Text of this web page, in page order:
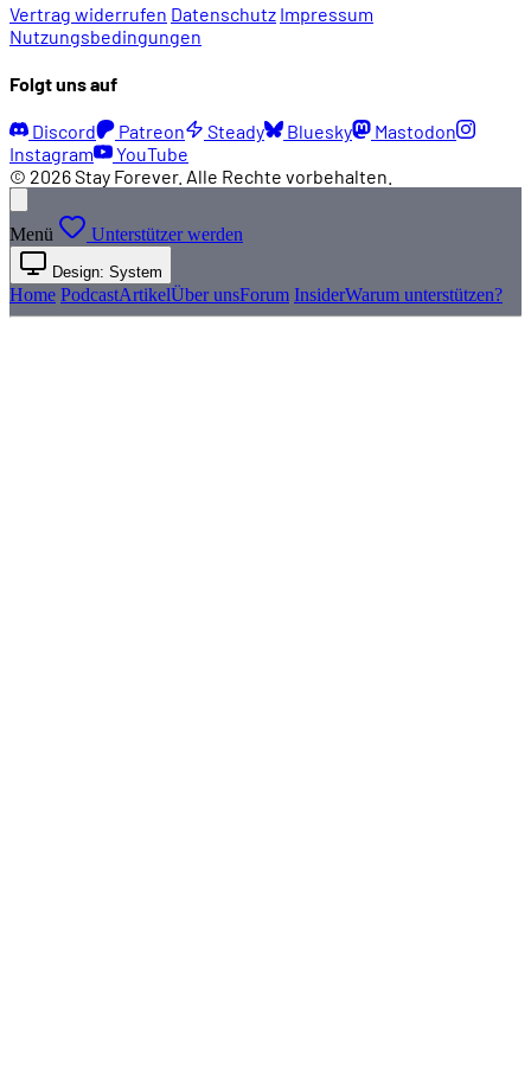
Vertrag widerrufen Datenschutz Impressum
Nutzungsbedingungen
Folgt uns auf
Discord Patreon Steady Bluesky
Mastodon
Instagram
YouTube
© 2026 Stay Forever. Alle Rechte vorbehalten.
Menü Unterstützer werden
Design: System
Home PodcastArtikelÜber unsForum InsiderWarum unterstützen?